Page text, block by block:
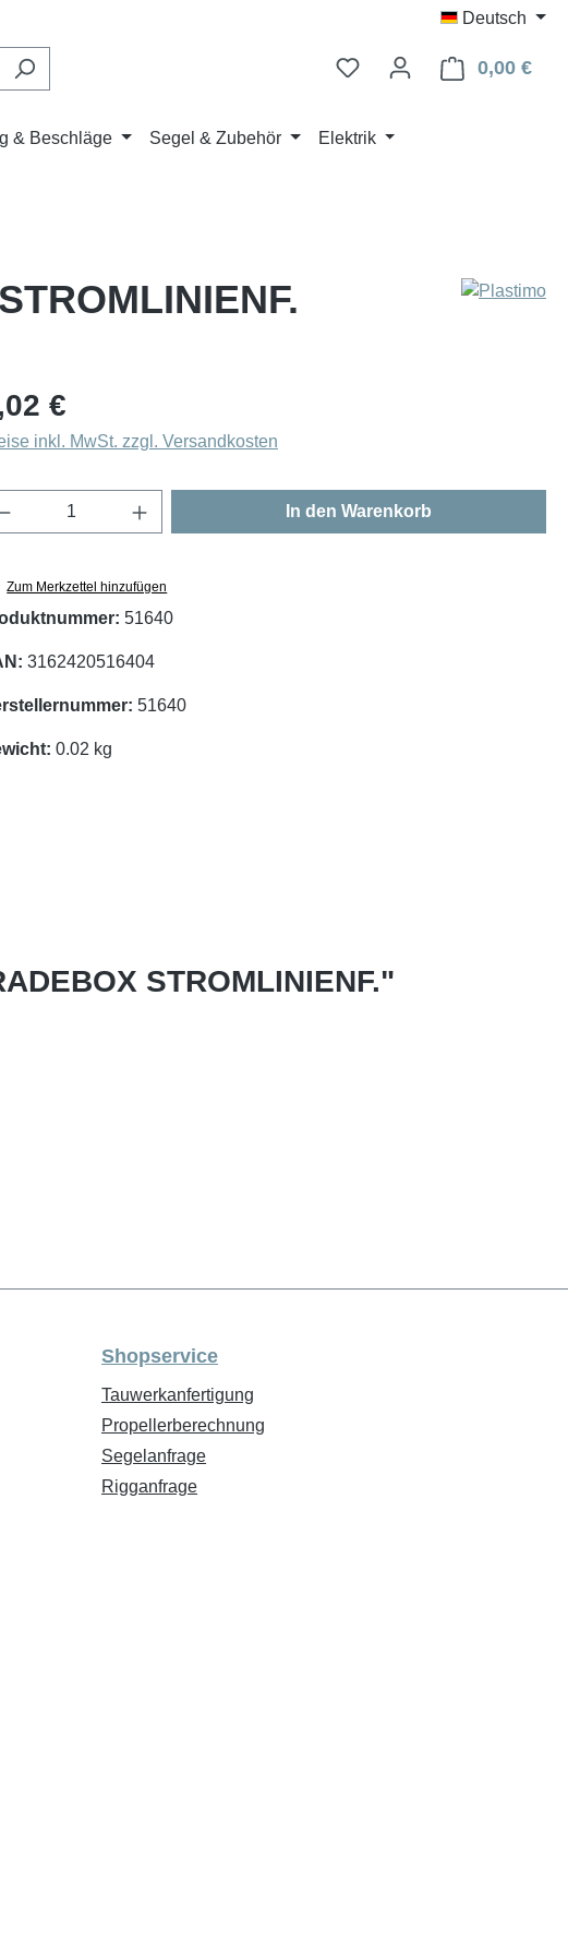
Deutsch
0,00 €
& Beschläge Segel & Zubehör Elektrik
Preis:
€
inkl. MwSt. zzgl. Versandkosten
Anzahl: Gib den gewünschten Wert ein
In den Warenkorb
Zum Merkzettel hinzufügen
51640
3162420516404
51640
0.02 kg
STROMLINIENF."
Shopservice
Tauwerkanfertigung
Propellerberechnung
Segelanfrage
Rigganfrage